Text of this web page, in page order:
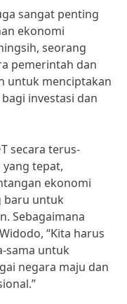
sangat penting
ekonomi
seorang
pemerintah dan
untuk menciptakan
investasi dan
secara terus-
tepat,
ekonomi
baru untuk
Sebagaimana
“Kita harus
sama untuk
negara maju dan